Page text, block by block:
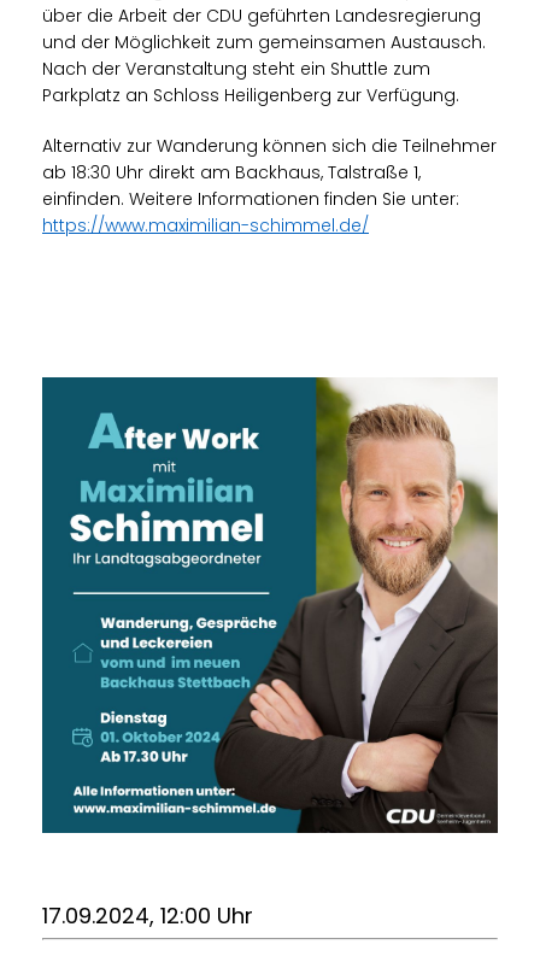
über die Arbeit der CDU geführten Landesregierung
und der Möglichkeit zum gemeinsamen Austausch.
Nach der Veranstaltung steht ein Shuttle zum
Parkplatz an Schloss Heiligenberg zur Verfügung.
Alternativ zur Wanderung können sich die Teilnehmer
ab 18:30 Uhr direkt am Backhaus, Talstraße 1,
einfinden. Weitere Informationen finden Sie unter:
https://www.maximilian-schimmel.de/
17.09.2024, 12:00 Uhr